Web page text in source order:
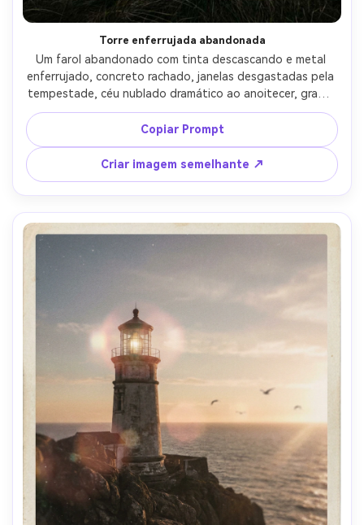
Torre enferrujada abandonada
Um farol abandonado com tinta descascando e metal
enferrujado, concreto rachado, janelas desgastadas pela
tempestade, céu nublado dramático ao anoitecer, grama
marinha em primeiro plano, tirado em Nikon D850, lente
de 70 mm, f/3.2, realismo gritty, textura de alto detalhe,
classificação de cores dessaturadas cinematográficas,
sensação documental-AR 4:5
Copiar Prompt
Criar imagem semelhante ↗